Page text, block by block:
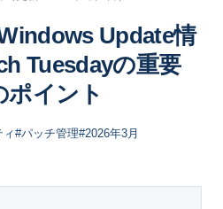
Windows Update情
Tuesdayの重要
ポイント
ィ#パッチ管理#2026年3月